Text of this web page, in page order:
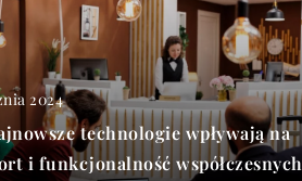
2024
technologie wpływają na
i funkcjonalność współczesnych